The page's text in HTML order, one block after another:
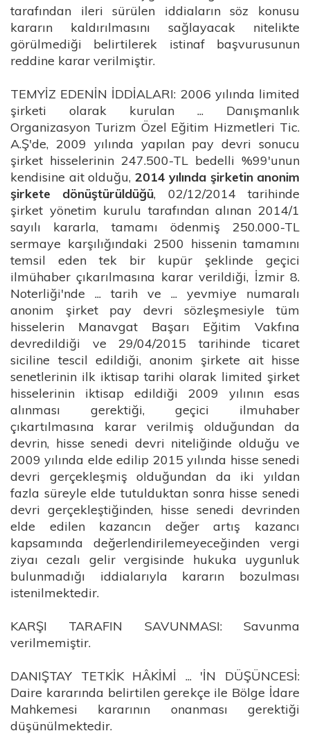
tarafından ileri sürülen iddiaların söz konusu
kararın kaldırılmasını sağlayacak nitelikte
görülmediği belirtilerek istinaf başvurusunun
reddine karar verilmiştir.
TEMYİZ EDENİN İDDİALARI: 2006 yılında limited
şirketi olarak kurulan ... Danışmanlık
Organizasyon Turizm Özel Eğitim Hizmetleri Tic.
A.Ş'de, 2009 yılında yapılan pay devri sonucu
şirket hisselerinin 247.500-TL bedelli %99'unun
kendisine ait olduğu, 2014 yılında şirketin anonim
şirkete dönüştürüldüğü, 02/12/2014 tarihinde
şirket yönetim kurulu tarafından alınan 2014/1
sayılı kararla, tamamı ödenmiş 250.000-TL
sermaye karşılığındaki 2500 hissenin tamamını
temsil eden tek bir kupür şeklinde geçici
ilmühaber çıkarılmasına karar verildiği, İzmir 8.
Noterliği'nde ... tarih ve ... yevmiye numaralı
anonim şirket pay devri sözleşmesiyle tüm
hisselerin Manavgat Başarı Eğitim Vakfına
devredildiği ve 29/04/2015 tarihinde ticaret
siciline tescil edildiği, anonim şirkete ait hisse
senetlerinin ilk iktisap tarihi olarak limited şirket
hisselerinin iktisap edildiği 2009 yılının esas
alınması gerektiği, geçici ilmuhaber
çıkartılmasına karar verilmiş olduğundan da
devrin, hisse senedi devri niteliğinde olduğu ve
2009 yılında elde edilip 2015 yılında hisse senedi
devri gerçekleşmiş olduğundan da iki yıldan
fazla süreyle elde tutulduktan sonra hisse senedi
devri gerçekleştiğinden, hisse senedi devrinden
elde edilen kazancın değer artış kazancı
kapsamında değerlendirilemeyeceğinden vergi
ziyaı cezalı gelir vergisinde hukuka uygunluk
bulunmadığı iddialarıyla kararın bozulması
istenilmektedir.
KARŞI TARAFIN SAVUNMASI: Savunma
verilmemiştir.
DANIŞTAY TETKİK HÂKİMİ ... 'İN DÜŞÜNCESİ:
Daire kararında belirtilen gerekçe ile Bölge İdare
Mahkemesi kararının onanması gerektiği
düşünülmektedir.